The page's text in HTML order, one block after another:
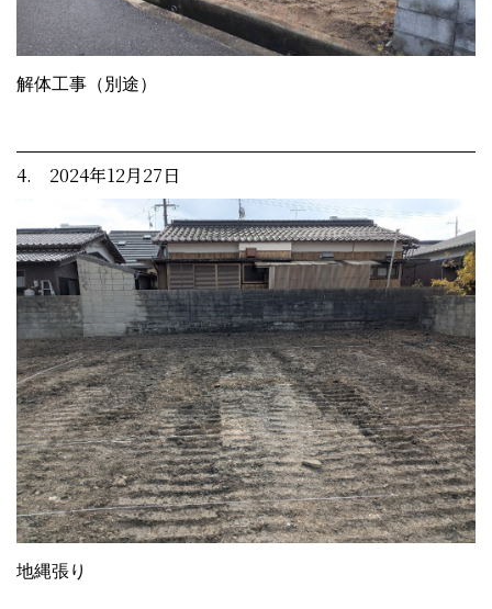
解体工事（別途）
4. 2024年12月27日
地縄張り